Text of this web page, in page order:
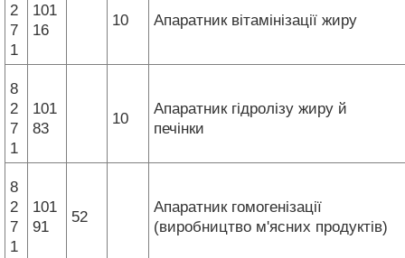
2
7
1
101
16
10 Апаратник вітамінізації жиру
8
2
7
1
101
83
10
Апаратник гідролізу жиру й
печінки
8
2
7
1
101
91
52
Апаратник гомогенізації
(виробництво м'ясних продуктів)